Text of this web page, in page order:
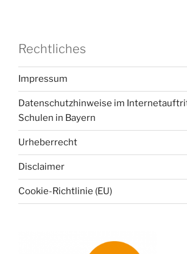
Rechtliches
Impressum
Datenschutzhinweise im
Schulen in Bayern
Urheberrecht
Disclaimer
Cookie-Richtlinie (EU)